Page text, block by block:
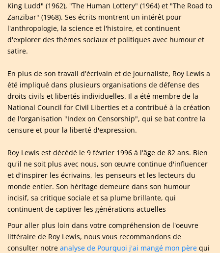
King Ludd" (1962), "The Human Lottery" (1964) et "The Road to
Zanzibar" (1968). Ses écrits montrent un intérêt pour
l'anthropologie, la science et l'histoire, et continuent
d'explorer des thèmes sociaux et politiques avec humour et
satire.
En plus de son travail d'écrivain et de journaliste, Roy Lewis a
été impliqué dans plusieurs organisations de défense des
droits civils et libertés individuelles. Il a été membre de la
National Council for Civil Liberties et a contribué à la création
de l'organisation "Index on Censorship", qui se bat contre la
censure et pour la liberté d'expression.
Roy Lewis est décédé le 9 février 1996 à l'âge de 82 ans. Bien
qu'il ne soit plus avec nous, son œuvre continue d'influencer
et d'inspirer les écrivains, les penseurs et les lecteurs du
monde entier. Son héritage demeure dans son humour
incisif, sa critique sociale et sa plume brillante, qui
continuent de captiver les générations actuelles
Pour aller plus loin dans votre compréhension de l'oeuvre
littéraire de Roy Lewis, nous vous recommandons de
consulter notre analyse de Pourquoi j'ai mangé mon père qui